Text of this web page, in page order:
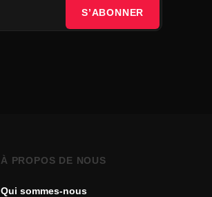
S’ABONNER
À PROPOS DE NOUS
Qui sommes-nous